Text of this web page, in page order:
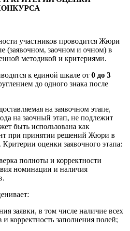
участников проводится Жюри
(заявочном, заочном и очном) в
методикой и критериями.
к единой шкале от 0 до 3
до одного знака после
на заявочном этапе,
на заочный этап, не подлежит
быть использована как
при принятии решений Жюри в
оценки заявочного этапа:
полноты и корректности
номинации и наличия
заявки, в том числе наличие всех
и корректность заполнения полей;